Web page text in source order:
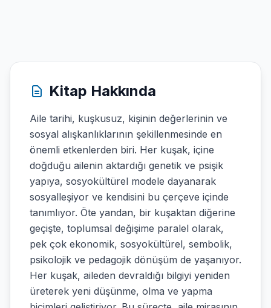
Kitap Hakkında
Aile tarihi, kuşkusuz, kişinin değerlerinin ve
sosyal alışkanlıklarının şekillenmesinde en
önemli etkenlerden biri. Her kuşak, içine
doğduğu ailenin aktardığı genetik ve psişik
yapıya, sosyokültürel modele dayanarak
sosyalleşiyor ve kendisini bu çerçeve içinde
tanımlıyor. Öte yandan, bir kuşaktan diğerine
geçişte, toplumsal değişime paralel olarak,
pek çok ekonomik, sosyokültürel, sembolik,
psikolojik ve pedagojik dönüşüm de yaşanıyor.
Her kuşak, aileden devraldığı bilgiyi yeniden
üreterek yeni düşünme, olma ve yapma